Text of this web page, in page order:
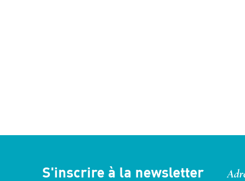
S'inscrire à la newsletter